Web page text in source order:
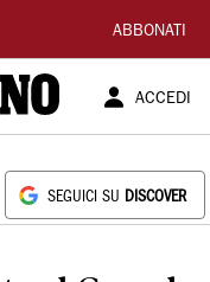
ABBONATI
ACCEDI
SEGUICI SU DISCOVER